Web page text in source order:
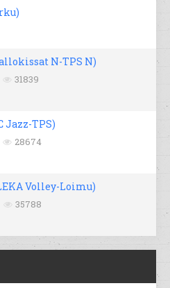
N-TPS N)
31839
Jazz-TPS)
28674
Volley-Loimu)
35788